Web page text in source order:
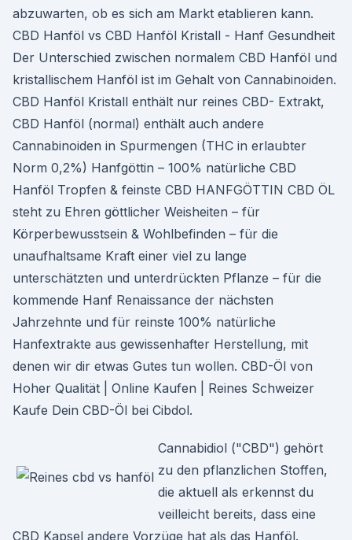
abzuwarten, ob es sich am Markt etablieren kann.
CBD Hanföl vs CBD Hanföl Kristall - Hanf Gesundheit
Der Unterschied zwischen normalem CBD Hanföl und
kristallischem Hanföl ist im Gehalt von Cannabinoiden.
CBD Hanföl Kristall enthält nur reines CBD- Extrakt,
CBD Hanföl (normal) enthält auch andere
Cannabinoiden in Spurmengen (THC in erlaubter
Norm 0,2%) Hanfgöttin – 100% natürliche CBD
Hanföl Tropfen & feinste CBD HANFGÖTTIN CBD ÖL
steht zu Ehren göttlicher Weisheiten – für
Körperbewusstsein & Wohlbefinden – für die
unaufhaltsame Kraft einer viel zu lange
unterschätzten und unterdrückten Pflanze – für die
kommende Hanf Renaissance der nächsten
Jahrzehnte und für reinste 100% natürliche
Hanfextrakte aus gewissenhafter Herstellung, mit
denen wir dir etwas Gutes tun wollen. CBD-Öl von
Hoher Qualität | Online Kaufen | Reines Schweizer
Kaufe Dein CBD-Öl bei Cibdol.
Cannabidiol ("CBD") gehört
zu den pflanzlichen Stoffen,
die aktuell als erkennst du
veilleicht bereits, dass eine
CBD Kapsel andere Vorzüge hat als das Hanföl.